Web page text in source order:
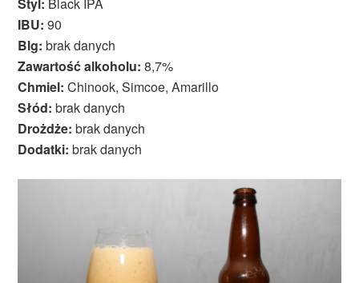
Styl: Black IPA
IBU: 90
Blg: brak danych
Zawartość alkoholu: 8,7%
Chmiel: Chinook, Simcoe, Amarillo
Słód: brak danych
Drożdże: brak danych
Dodatki: brak danych